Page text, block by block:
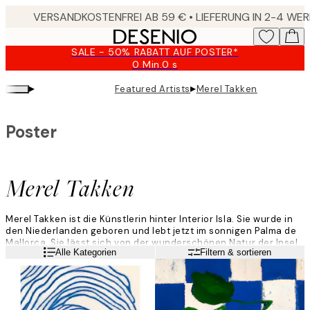
SALE - 50% RABATT AUF POSTER*
0 Min.0 s
Gültig
bis:
2026-
▸ Featured Artists▸Merel Takken
Merel Takken
Poster
Merel Takken ist die Künstlerin hinter Interior Isla. Sie wurde in
den Niederlanden geboren und lebt jetzt im sonnigen Palma de
Mallorca. Sie lässt sich von der wunderschönen Natur der Insel,
auf der sie lebt, inspirieren.
WeiterlesenAlle Kategorien Filtern & sortieren